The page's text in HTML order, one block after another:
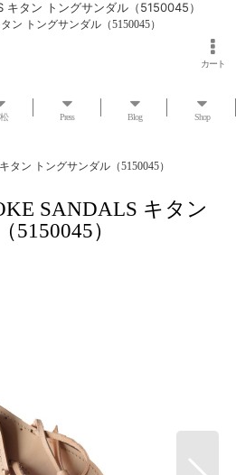
タン トングサンダル（5150045）
ン トングサンダル（5150045）
カート
Press Blog Shop
タン トングサンダル（5150045）
SANDALS キタン
5150045）